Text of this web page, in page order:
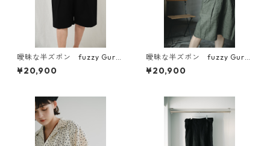
曖昧な半ズボン fuzzy Gurk
ha short pants 強撚ツイル
¥20,900
曖昧な半ズボン fuzzy Gurk
ha pants リネン（BIGGIE素
材）
¥20,900